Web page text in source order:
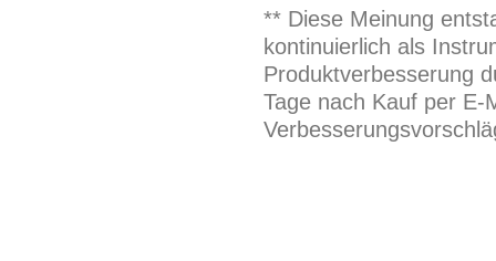
** Diese Meinung
kontinuierlich als
Produktverbesserung
Tage nach Kauf per E-